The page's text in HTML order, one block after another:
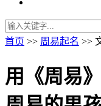
首页 >> 周易起名 >>
用《周易